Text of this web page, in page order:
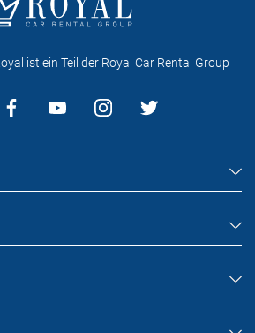
ist ein Teil der Royal Car Rental Group